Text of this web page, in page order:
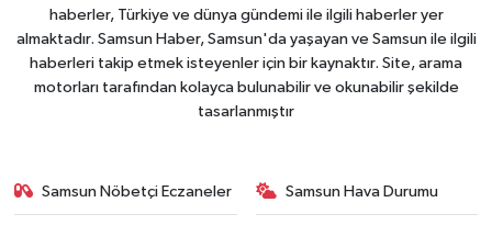
haberler, Türkiye ve dünya gündemi ile ilgili haberler yer
almaktadır. Samsun Haber, Samsun'da yaşayan ve Samsun ile ilgili
haberleri takip etmek isteyenler için bir kaynaktır. Site, arama
motorları tarafından kolayca bulunabilir ve okunabilir şekilde
tasarlanmıştır
Samsun Nöbetçi Eczaneler Samsun Hava Durumu